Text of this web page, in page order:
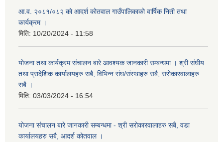
आ.व. २०८१/०८२ को आदर्श कोतवाल गाउँपालिकाको वार्षिक निती तथा
कार्यक्रम ।
मिति: 10/20/2024 - 11:58
योजना तथा कार्यक्रम संचालन बारे आवश्यक जानकारी सम्बन्धमा । श्री संघीय
तथा प्रादेशिक कार्यालयहरु सबै, विभिन्‍न संघ/संस्थाहरु सबै, सरोकारवालाहरु
सबै ।
मिति: 03/03/2024 - 16:54
योजना संचालन बारे जानकारी सम्बन्धमा - श्री सरोकारवालाहरु सबै, वडा
कार्यालयहरु सबै, आदर्श कोतवाल ।